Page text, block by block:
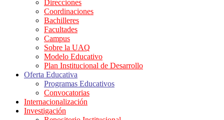
Direcciones
Coordinaciones
Bachilleres
Facultades
Campus
Sobre la UAQ
Modelo Educativo
Plan Institucional de Desarrollo
Oferta Educativa
Programas Educativos
Convocatorias
Internacionalización
Investigación